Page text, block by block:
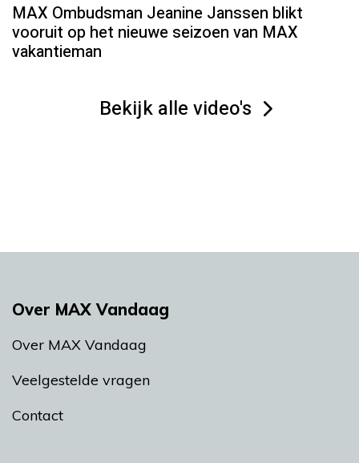
MAX Ombudsman Jeanine Janssen blikt
vooruit op het nieuwe seizoen van MAX
vakantieman
Bekijk alle video's
Over MAX Vandaag
Over MAX Vandaag
Veelgestelde vragen
Contact